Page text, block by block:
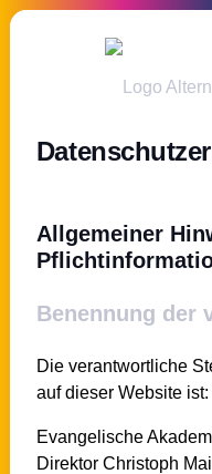
Allgemeiner
Benennung der
Die verantwortliche
auf dieser Website ist:
Evangelische
Direktor Christoph